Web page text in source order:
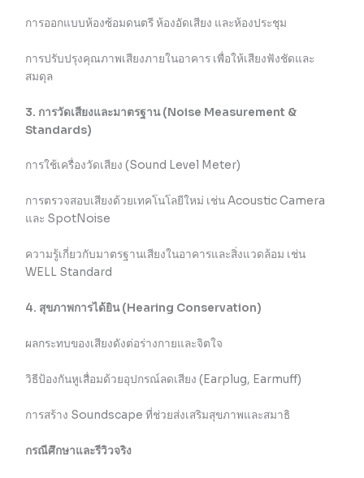
การออกแบบห้องซ้อมดนตรี ห้องอัดเสียง และห้องประชุม
การปรับปรุงคุณภาพเสียงภายในอาคาร เพื่อให้เสียงฟังชัดและ
สมดุล
3. การวัดเสียงและมาตรฐาน (Noise Measurement &
Standards)
การใช้เครื่องวัดเสียง (Sound Level Meter)
การตรวจสอบเสียงด้วยเทคโนโลยีใหม่ เช่น Acoustic Camera
และ SpotNoise
ความรู้เกี่ยวกับมาตรฐานเสียงในอาคารและสิ่งแวดล้อม เช่น
WELL Standard
4. สุขภาพการได้ยิน (Hearing Conservation)
ผลกระทบของเสียงดังต่อร่างกายและจิตใจ
วิธีป้องกันหูเสื่อมด้วยอุปกรณ์ลดเสียง (Earplug, Earmuff)
การสร้าง Soundscape ที่ช่วยส่งเสริมสุขภาพและสมาธิ
กรณีศึกษาและรีวิวจริง